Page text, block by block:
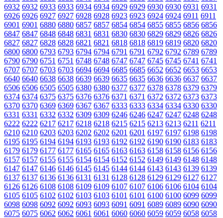
6932 6932 6933 6933 6934 6934 6929 6929 6930 6930 6931 6931
6926 6926 6927 6927 6928 6928 6923 6923 6924 6924 6911 6911
6901 6901 6880 6880 6857 6857 6854 6854 6855 6855 6856 6856
6847 6847 6848 6848 6831 6831 6830 6830 6829 6829 6826 6826
6827 6827 6828 6828 6821 6821 6818 6818 6819 6819 6820 6820
6800 6800 6793 6793 6794 6794 6791 6791 6792 6792 6789 6789
6790 6790 6751 6751 6748 6748 6747 6747 6745 6745 6741 6741
6707 6707 6703 6703 6694 6694 6685 6685 6652 6652 6653 6653
6640 6640 6638 6638 6639 6639 6635 6635 6636 6636 6637 6637
6506 6506 6505 6505 6380 6380 6377 6377 6378 6378 6379 6379
6374 6374 6375 6375 6376 6376 6371 6371 6372 6372 6373 6373
6370 6370 6369 6369 6367 6367 6333 6333 6334 6334 6330 6330
6331 6331 6332 6332 6309 6309 6246 6246 6247 6247 6248 6248
6222 6222 6217 6217 6218 6218 6215 6215 6213 6213 6211 6211
6210 6210 6203 6203 6202 6202 6201 6201 6197 6197 6198 6198
6195 6195 6194 6194 6193 6193 6192 6192 6190 6190 6183 6183
6179 6179 6177 6177 6165 6165 6163 6163 6158 6158 6156 6156
6157 6157 6155 6155 6154 6154 6152 6152 6149 6149 6148 6148
6147 6147 6146 6146 6145 6145 6144 6144 6143 6143 6139 6139
6137 6137 6136 6136 6131 6131 6128 6128 6129 6129 6127 6127
6126 6126 6108 6108 6109 6109 6107 6107 6106 6106 6104 6104
6105 6105 6102 6102 6103 6103 6101 6101 6100 6100 6099 6099
6098 6098 6092 6092 6093 6093 6091 6091 6089 6089 6090 6090
6075 6075 6062 6062 6061 6061 6060 6060 6059 6059 6058 6058